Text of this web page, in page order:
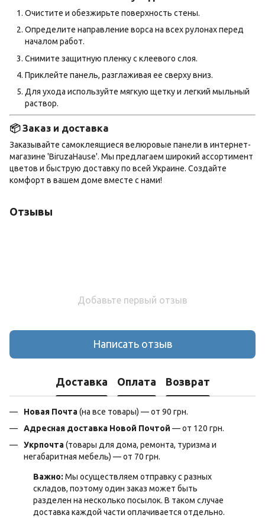
Очистите и обезжирьте поверхность стены.
Определите направление ворса на всех рулонах перед
началом работ.
Снимите защитную пленку с клеевого слоя.
Приклейте панель, разглаживая ее сверху вниз.
Для ухода используйте мягкую щетку и легкий мыльный
раствор.
📦 Заказ и доставка
Заказывайте самоклеящиеся велюровые панели в интернет-
магазине 'BiruzaHause'. Мы предлагаем широкий ассортимент
цветов и быструю доставку по всей Украине. Создайте
комфорт в вашем доме вместе с нами!
Отзывы
Добавьте первый отзыв
Написать отзыв
Доставка Оплата Возврат
Новая Почта(на все товары) — от 90 грн.
Адресная доставка Новой Почтой — от 120 грн.
Укрпочта(товары для дома, ремонта, туризма и
негабаритная мебель) — от 70 грн.
Важно: Мы осуществляем отправку с разных
складов, поэтому один заказ может быть
разделен на несколько посылок. В таком случае
доставка каждой части оплачивается отдельно.